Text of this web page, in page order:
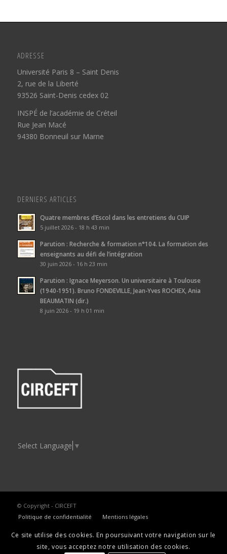
ADRESSE
Université Paris 8 – Saint Denis
2, rue de la Liberté
93526 Saint-Denis cedex 02
INSPÉ de l’académie de Créteil
Rue Jean Macé
94380 Bonneuil sur Marne
DERNIERS ARTICLES
Quatre membres d’Escol dans les entretiens du CUIP
5 juillet 2026 - 18 h 43 min
Parution : Recherche & formation n°104. La formation des
enseignants au défi de l’intégration
30 juin 2026 - 16 h 23 min
Parution : Ignace Meyerson. Un universitaire à Toulouse
(1940-1951). Bruno FONDEVILLE, Jean-Yves ROCHEX, Ania
BEAUMATIN (dir.)
8 juin 2026 - 19 h 01 min
Select Language ▼
© Copyright - CIRCEFT
Politique de confidentialité
Mentions légales
Ce site utilise des cookies. En poursuivant votre navigation sur le
site, vous acceptez notre utilisation des cookies.